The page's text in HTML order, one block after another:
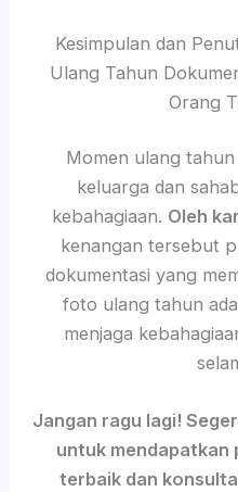
Kesimpulan dan
Ulang Tahun
Orang
Momen ulang
keluarga dan
kebahagiaan. Oleh
kenangan tersebut
dokumentasi yang
foto ulang tahun
menjaga
Jangan ragu lagi!
untuk
terbaik dan